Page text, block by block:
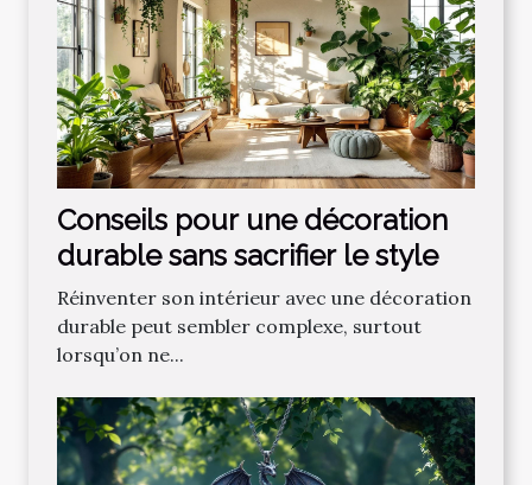
Conseils pour une décoration
durable sans sacrifier le style
Réinventer son intérieur avec une décoration
durable peut sembler complexe, surtout
lorsqu’on ne...